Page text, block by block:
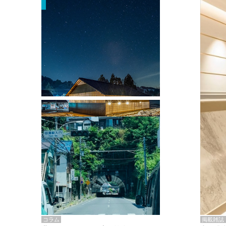
掲載雑誌
掲載雑誌・書籍
『街歩き研修「アールデコとモダニズ
ム、和風バロック」』のレポート記事が
掲載
コラム